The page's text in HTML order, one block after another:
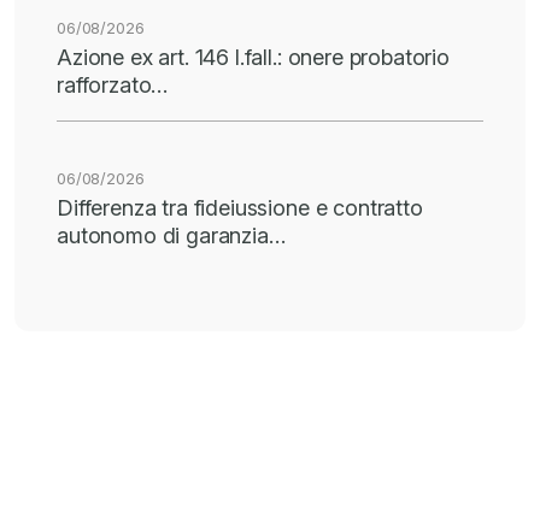
06/08/2026
Azione ex art. 146 l.fall.: onere probatorio
rafforzato…
06/08/2026
Differenza tra fideiussione e contratto
autonomo di garanzia…